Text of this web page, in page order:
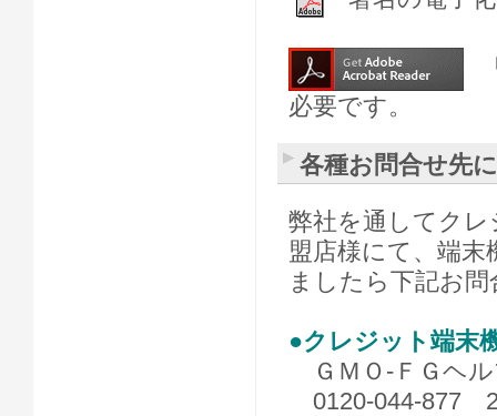
必要です。
各種お問合せ先
弊社を通してク
盟店様にて、端
ましたら下記お
●クレジット端末
ＧＭＯ-ＦＧヘ
0120-044-877